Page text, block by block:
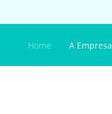
Home A Empresa